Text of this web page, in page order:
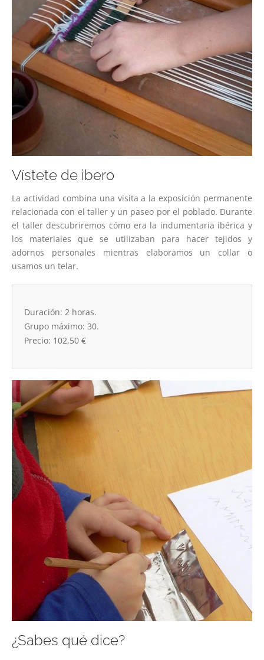
Vístete de ibero
La actividad combina una visita a la exposición permanente
relacionada con el taller y un paseo por el poblado. Durante
el taller descubriremos cómo era la indumentaria ibérica y
los materiales que se utilizaban para hacer tejidos y
adornos personales mientras elaboramos un collar o
usamos un telar.
Duración: 2 horas.
Grupo máximo: 30.
Precio: 102,50 €
¿Sabes qué dice?